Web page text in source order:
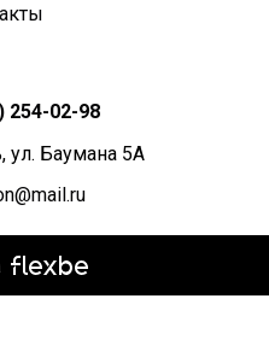
254-02-98
ул. Баумана 5А